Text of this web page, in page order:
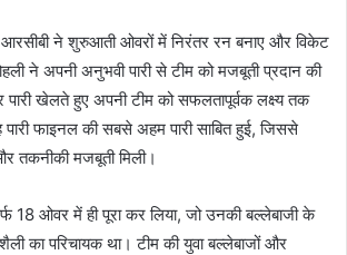
आरसीबी ने शुरुआती ओवरों में निरंतर रन बनाए और विकेट
ने अपनी अनुभवी पारी से टीम को मजबूती प्रदान की
खेलते हुए अपनी टीम को सफलतापूर्वक लक्ष्य तक
पारी फाइनल की सबसे अहम पारी साबित हुई, जिससे
तकनीकी मजबूती मिली।
18 ओवर में ही पूरा कर लिया, जो उनकी बल्लेबाजी के
परिचायक था। टीम की युवा बल्लेबाजों और